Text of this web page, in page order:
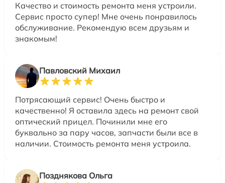
Качество и стоимость ремонта меня устроили.
Сервис просто супер! Мне очень понравилось
обслуживание. Рекомендую всем друзьям и
знакомым!
Павловский Михаил
Потрясающий сервис! Очень быстро и
качественно! Я оставила здесь на ремонт свой
оптический прицел. Починили мне его
буквально за пару часов, запчасти были все в
наличии. Стоимость ремонта меня устроила.
Позднякова Ольга